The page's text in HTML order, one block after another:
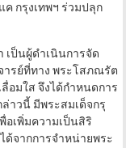
กรุงเทพฯ ร่วมปลุก
ป็นผู้ดำเนินการจัด
ารย์ที่ทาง พระโสภณรัต
อมใส จึงได้กำหนดการ
าวนี้ มีพระสมเด็จกรุ
อเพิ่มความเป็นสิริ
ด้จากการจำหน่ายพระ